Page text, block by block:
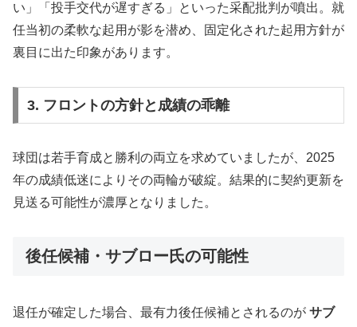
い」「投手交代が遅すぎる」といった采配批判が噴出。就
任当初の柔軟な起用が影を潜め、固定化された起用方針が
裏目に出た印象があります。
3. フロントの方針と成績の乖離
球団は若手育成と勝利の両立を求めていましたが、2025
年の成績低迷によりその両輪が破綻。結果的に契約更新を
見送る可能性が濃厚となりました。
後任候補・サブロー氏の可能性
退任が確定した場合、最有力後任候補とされるのが サブ